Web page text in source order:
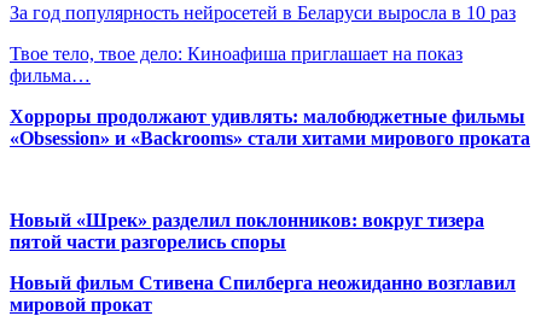
За год популярность нейросетей в Беларуси выросла в 10 раз
Твое тело, твое дело: Киноафиша приглашает на показ
фильма…
Хорроры продолжают удивлять: малобюджетные фильмы
«Obsession» и «Backrooms» стали хитами мирового проката
Новый «Шрек» разделил поклонников: вокруг тизера
пятой части разгорелись споры
Новый фильм Стивена Спилберга неожиданно возглавил
мировой прокат